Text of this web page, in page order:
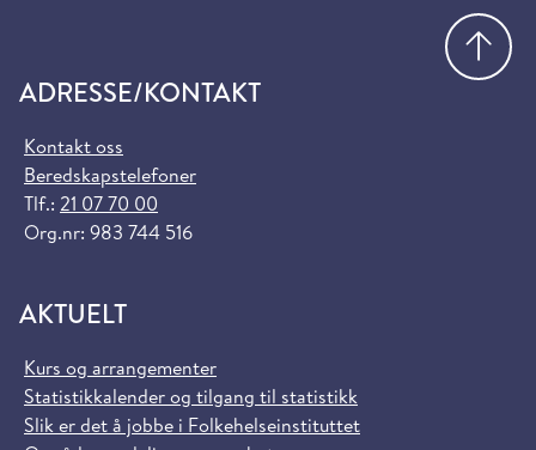
ADRESSE/KONTAKT
Kontakt oss
Beredskapstelefoner
Tlf.: 21 07 70 00
Org.nr: 983 744 516
AKTUELT
Kurs og arrangementer
Statistikkalender og tilgang til statistikk
Slik er det å jobbe i Folkehelseinstituttet